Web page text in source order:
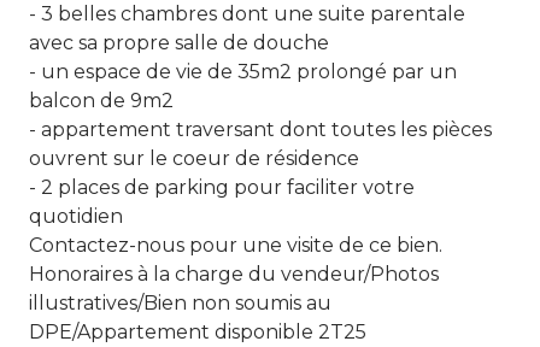
- 3 belles chambres dont une suite parentale
avec sa propre salle de douche
- un espace de vie de 35m2 prolongé par un
balcon de 9m2
- appartement traversant dont toutes les pièces
ouvrent sur le coeur de résidence
- 2 places de parking pour faciliter votre
quotidien
Contactez-nous pour une visite de ce bien.
Honoraires à la charge du vendeur/Photos
illustratives/Bien non soumis au
DPE/Appartement disponible 2T25